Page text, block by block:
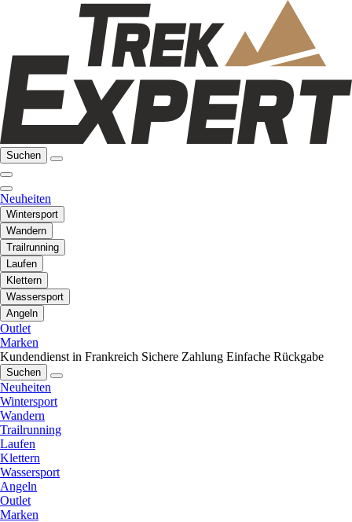
Suchen
Neuheiten
Wintersport
Wandern
Trailrunning
Laufen
Klettern
Wassersport
Angeln
Outlet
Marken
Kundendienst in Frankreich Sichere Zahlung Einfache Rückgabe
Suchen
Neuheiten
Wintersport
Wandern
Trailrunning
Laufen
Klettern
Wassersport
Angeln
Outlet
Marken